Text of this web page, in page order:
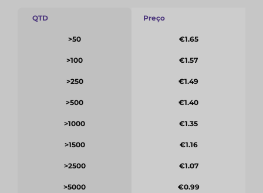
QTD
>50
>100
>250
>500
>1000
>1500
>2500
>5000
Preço
€1.65
€1.57
€1.49
€1.40
€1.35
€1.16
€1.07
€0.99